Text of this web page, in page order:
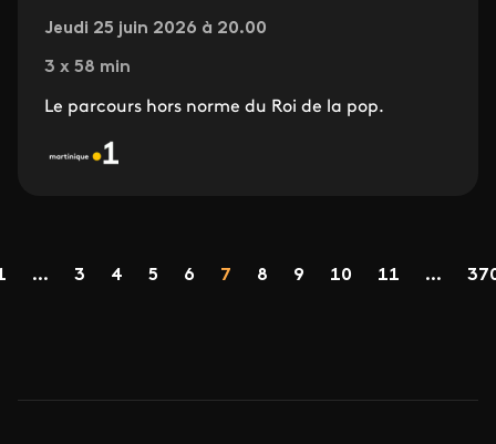
Jeudi 25 juin 2026 à 20.00
3 x 58 min
Le parcours hors norme du Roi de la pop.
... Page
3 Page
4 Page
5 Page
6 Page
7 Page
8 Page
9 Page
10 Page
11 ...